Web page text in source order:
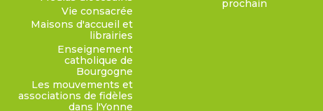
Vie consacrée
Maisons d'accueil et
librairies
Enseignement
catholique de
Bourgogne
Les mouvements et
associations de fidèles
dans l'Yonne
prochain